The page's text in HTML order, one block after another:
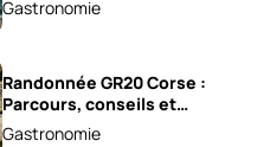
Gastronomie
Randonnée GR20 Corse :
Parcours, conseils et
astuces !
Gastronomie